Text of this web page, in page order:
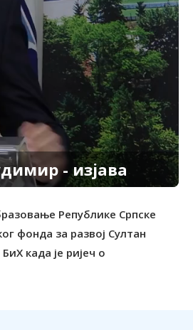
- изјава
Републике Српске
фонда за развој Султан
када је ријеч о